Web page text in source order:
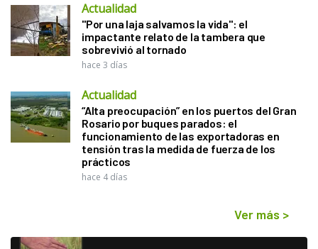
Actualidad
"Por una laja salvamos la vida": el
impactante relato de la tambera que
sobrevivió al tornado
hace 3 días
Actualidad
“Alta preocupación” en los puertos del Gran
Rosario por buques parados: el
funcionamiento de las exportadoras en
tensión tras la medida de fuerza de los
prácticos
hace 4 días
Ver más >